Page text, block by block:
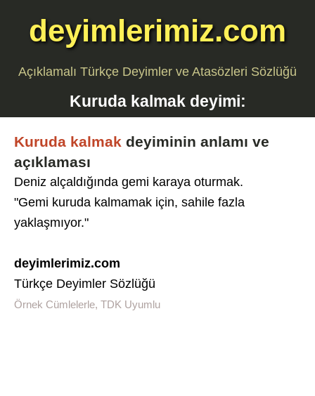
deyimlerimiz.com
Açıklamalı Türkçe Deyimler ve Atasözleri Sözlüğü
Kuruda kalmakdeyimi:
Kuruda kalmak deyiminin anlamı ve
açıklaması
Deniz alçaldığında gemi karaya oturmak.
"Gemi kuruda kalmamak için, sahile fazla
yaklaşmıyor."
deyimlerimiz.com
Türkçe Deyimler Sözlüğü
Örnek Cümlelerle, TDK Uyumlu